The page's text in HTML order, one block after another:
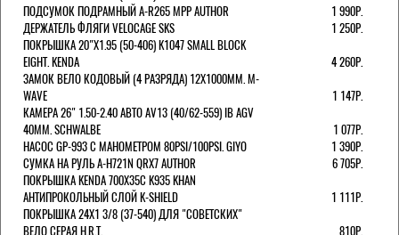
ПОДСУМОК ПОДРАМНЫЙ A-R265 MPP AUTHOR
1 990Р.
ДЕРЖАТЕЛЬ ФЛЯГИ VELOCAGE SKS
1 250Р.
ПОКРЫШКА 20"Х1.95 (50-406) K1047 SMALL BLOCK
EIGHT. KENDA
4 260Р.
ЗАМОК ВЕЛО КОДОВЫЙ (4 РАЗРЯДА) 12Х1000ММ. M-
WAVE
1 147Р.
КАМЕРА 26" 1.50-2.40 АВТО AV13 (40/62-559) IB AGV
40MM. SCHWALBE
1 077Р.
НАСОС GP-993 С МАНОМЕТРОМ 80PSI/100PSI. GIYO
1 390Р.
СУМКА НА РУЛЬ A-H721N QRX7 AUTHOR
6 705Р.
ПОКРЫШКА KENDA 700Х35С K935 KHAN
АНТИПРОКОЛЬНЫЙ СЛОЙ K-SHIELD
1 111Р.
ПОКРЫШКА 24X1 3/8 (37-540) ДЛЯ "СОВЕТСКИХ"
ВЕЛО СЕРАЯ H.R.T.
810Р.